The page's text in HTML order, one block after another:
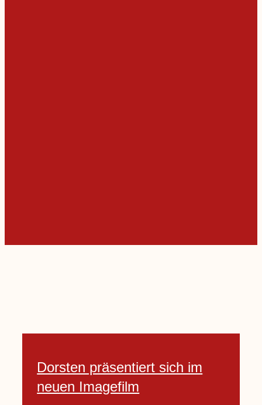
Dorsten präsentiert sich im
neuen Imagefilm